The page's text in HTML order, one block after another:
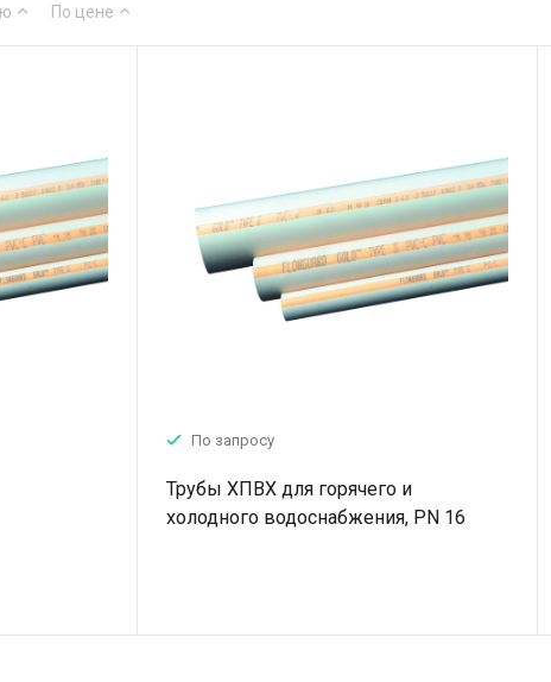
По цене
По запросу
Трубы ХПВХ для горячего и
холодного водоснабжения, PN 16